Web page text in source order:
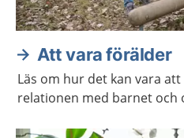
Att vara förälder
Läs om hur det kan vara
relationen med barnet och